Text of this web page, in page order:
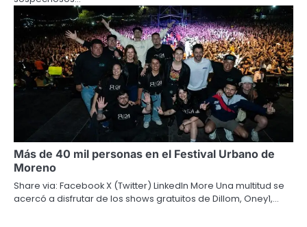
Más de 40 mil personas en el Festival Urbano de
Moreno
Share via: Facebook X (Twitter) LinkedIn More Una multitud se
acercó a disfrutar de los shows gratuitos de Dillom, Oney1,…